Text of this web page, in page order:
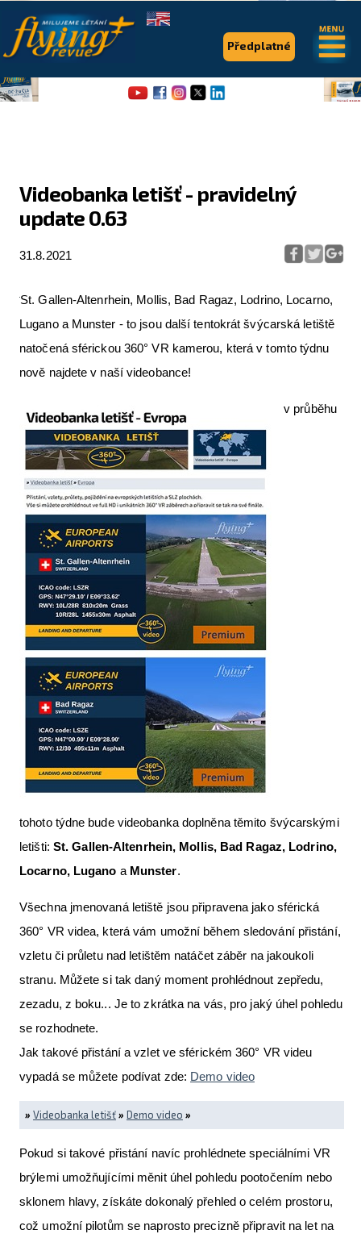
Videobanka letišť - pravidelný
update 0.63
31.8.2021
St. Gallen-Altenrhein, Mollis, Bad Ragaz, Lodrino, Locarno,
Lugano a Munster - to jsou další tentokrát švýcarská letiště
natočená sférickou 360° VR kamerou, která v tomto týdnu
nově najdete v naší videobance!
v průběhu
tohoto týdne bude videobanka doplněna těmito švýcarskými
letišti: St. Gallen-Altenrhein, Mollis, Bad Ragaz, Lodrino,
Locarno, Lugano a Munster.
Všechna jmenovaná letiště jsou připravena jako sférická
360° VR videa, která vám umožní během sledování přistání,
vzletu či průletu nad letištěm natáčet záběr na jakoukoli
stranu. Můžete si tak daný moment prohlédnout zepředu,
zezadu, z boku... Je to zkrátka na vás, pro jaký úhel pohledu
se rozhodnete.
Jak takové přistání a vzlet ve sférickém 360° VR videu
vypadá se můžete podívat zde: Demo video
» Videobanka letišť» Demo video »
Pokud si takové přistání navíc prohlédnete speciálními VR
brýlemi umožňujícími měnit úhel pohledu pootočením nebo
sklonem hlavy, získáte dokonalý přehled o celém prostoru,
což umožní pilotům se naprosto precizně připravit na let na
Předplatné
.
Série & speciály
Letecká videa
Aktuální FR + archiv
Letecká muzea
VFR Communication app
The SAFE Guide app
Nabídky práce v letectví
Inzerujte s námi
E-SHOP